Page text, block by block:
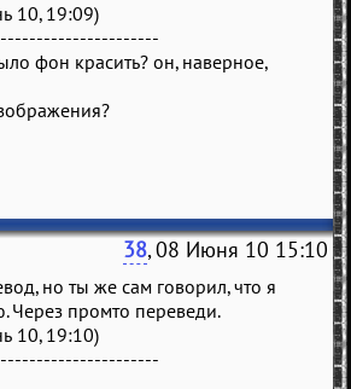
10, 19:09)
фон красить? он, наверное,
38, 08 Июня 10 15:10
но ты же сам говорил, что я
Через промто переведи.
10, 19:10)